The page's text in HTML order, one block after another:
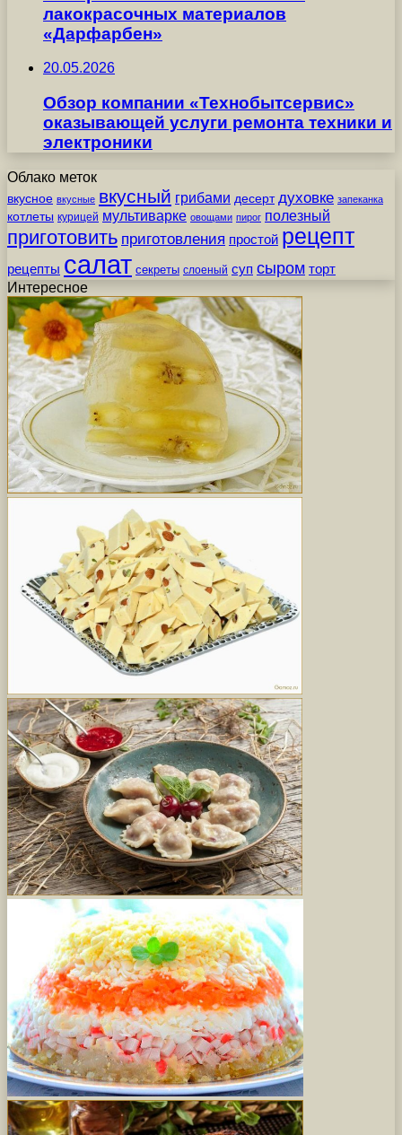
лакокрасочных материалов
«Дарфарбен»
20.05.2026
Обзор компании «Технобытсервис»
оказывающей услуги ремонта техники и
электроники
Облако меток
вкусное вкусные вкусный грибами десерт духовке запеканка
котлеты курицей мультиварке овощами пирог полезный
приготовить приготовления простой рецепт
рецепты салат секреты слоеный суп сыром торт
Интересное